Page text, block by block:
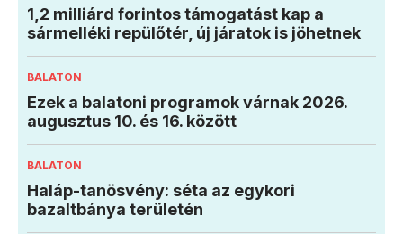
1,2 milliárd forintos támogatást kap a
sármelléki repülőtér, új járatok is jöhetnek
BALATON
Ezek a balatoni programok várnak 2026.
augusztus 10. és 16. között
BALATON
Haláp-tanösvény: séta az egykori
bazaltbánya területén